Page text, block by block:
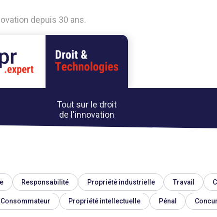
depuis 30 ans.
Tout sur le droit
de l'innovation
Responsabilité Propriété industrielle Travail
Consommateur Propriété intellectuelle Pénal